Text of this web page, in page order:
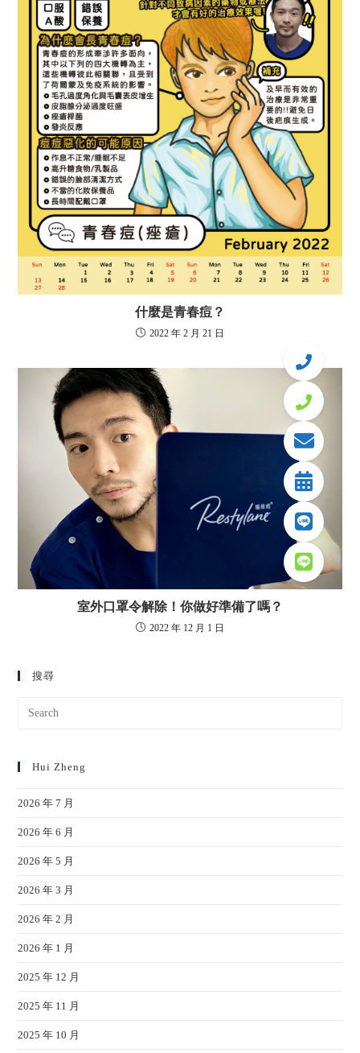
什麼是青春痘？
2022 年 2 月 21 日
室外口罩令解除！你做好準備了嗎？
2022 年 12 月 1 日
搜尋
Hui Zheng
2026 年 7 月
2026 年 6 月
2026 年 5 月
2026 年 3 月
2026 年 2 月
2026 年 1 月
2025 年 12 月
2025 年 11 月
2025 年 10 月